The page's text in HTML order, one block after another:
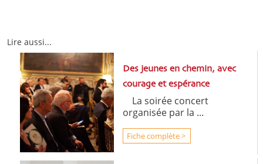
Lire aussi...
Des jeunes en chemin, avec
courage et espérance
La soirée concert
organisée par la ...
Fiche complète >